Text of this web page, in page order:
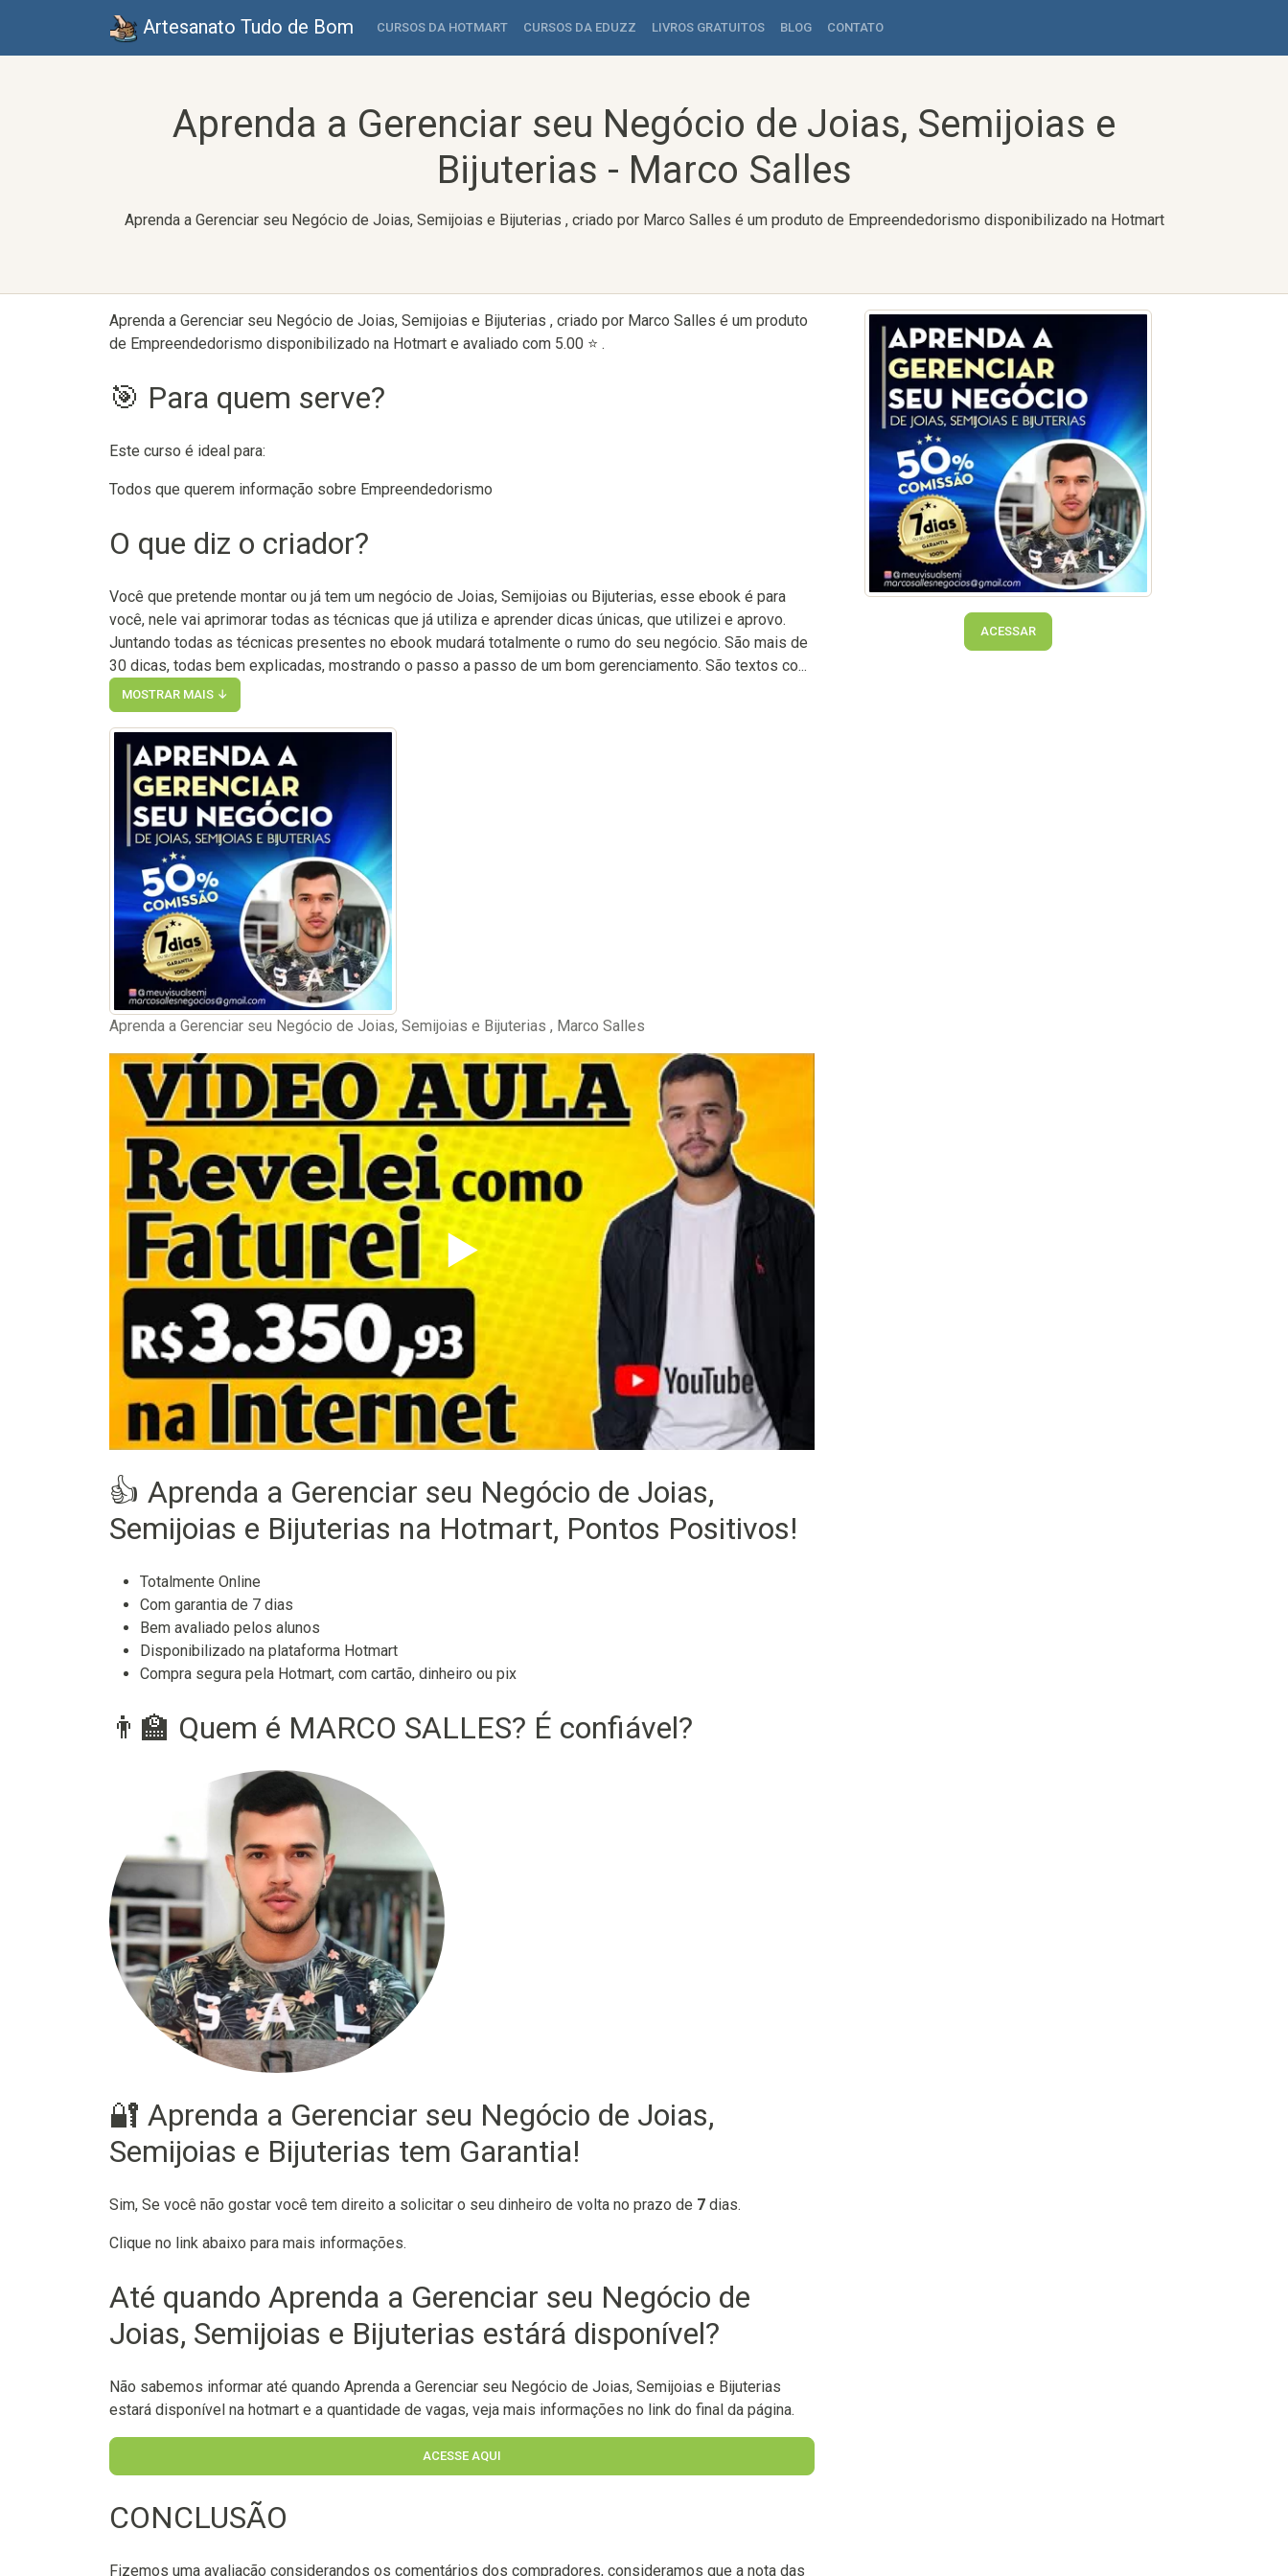
Artesanato Tudo de Bom CURSOS DA HOTMART CURSOS DA EDUZZ LIVROS GRATUITOS BLOG CONTATO
Aprenda a Gerenciar seu Negócio de Joias, Semijoias e
Bijuterias - Marco Salles
Aprenda a Gerenciar seu Negócio de Joias, Semijoias e Bijuterias , criado por Marco Salles é um produto de Empreendedorismo disponibilizado na Hotmart
Aprenda a Gerenciar seu Negócio de Joias, Semijoias e Bijuterias , criado por Marco Salles é um produto
de Empreendedorismo disponibilizado na Hotmart e avaliado com 5.00 ⭐ .
🎯 Para quem serve?
Este curso é ideal para:
Todos que querem informação sobre Empreendedorismo
O que diz o criador?
Você que pretende montar ou já tem um negócio de Joias, Semijoias ou Bijuterias, esse ebook é para
você, nele vai aprimorar todas as técnicas que já utiliza e aprender dicas únicas, que utilizei e aprovo.
Juntando todas as técnicas presentes no ebook mudará totalmente o rumo do seu negócio. São mais de
30 dicas, todas bem explicadas, mostrando o passo a passo de um bom gerenciamento. São textos co...
MOSTRAR MAIS ↓
Aprenda a Gerenciar seu Negócio de Joias, Semijoias e Bijuterias , Marco Salles
▶️
👍 Aprenda a Gerenciar seu Negócio de Joias,
Semijoias e Bijuterias na Hotmart, Pontos Positivos!
Totalmente Online
Com garantia de 7 dias
Bem avaliado pelos alunos
Disponibilizado na plataforma Hotmart
Compra segura pela Hotmart, com cartão, dinheiro ou pix
👨‍🏫 Quem é MARCO SALLES? É confiável?
🔐 Aprenda a Gerenciar seu Negócio de Joias,
Semijoias e Bijuterias tem Garantia!
Sim, Se você não gostar você tem direito a solicitar o seu dinheiro de volta no prazo de 7 dias.
Clique no link abaixo para mais informações.
Até quando Aprenda a Gerenciar seu Negócio de
Joias, Semijoias e Bijuterias estárá disponível?
Não sabemos informar até quando Aprenda a Gerenciar seu Negócio de Joias, Semijoias e Bijuterias
estará disponível na hotmart e a quantidade de vagas, veja mais informações no link do final da página.
ACESSE AQUI
CONCLUSÃO
Fizemos uma avaliação considerandos os comentários dos compradores, consideramos que a nota das
ACESSAR